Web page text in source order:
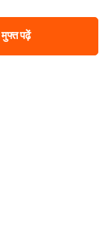
मुफ्त पढ़ें